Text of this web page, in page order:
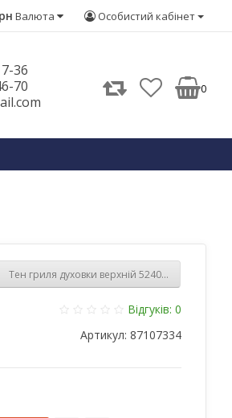
Особистий кабінет
Валюта
36
70
0
Тен гриля духовки верхній 524013300 2500W
Відгуків: 0
Артикул: 87107334